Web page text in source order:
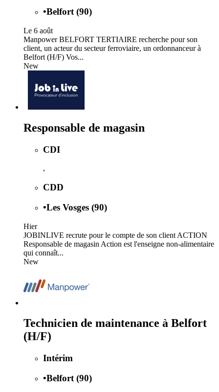
•Belfort (90)
Le 6 août
Manpower BELFORT TERTIAIRE recherche pour son
client, un acteur du secteur ferroviaire, un ordonnanceur à
Belfort (H/F) Vos...
New
Responsable de magasin
CDI
,
CDD
•Les Vosges (90)
Hier
JOBINLIVE recrute pour le compte de son client ACTION
Responsable de magasin Action est l'enseigne non-alimentaire
qui connaît...
New
Technicien de maintenance à Belfort
(H/F)
Intérim
•Belfort (90)